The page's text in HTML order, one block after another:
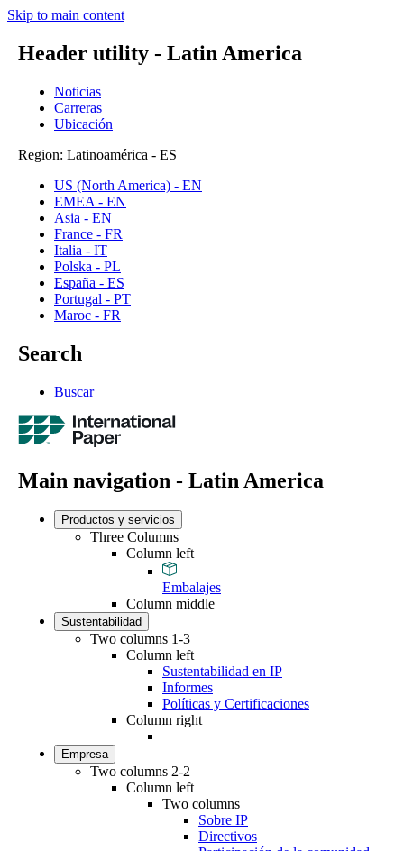
Skip to main content
Header utility - Latin America
Noticias
Carreras
Ubicación
Region: Latinoamérica - ES
US (North America) - EN
EMEA - EN
Asia - EN
France - FR
Italia - IT
Polska - PL
España - ES
Portugal - PT
Maroc - FR
Search
Buscar
Main navigation - Latin America
Productos y servicios
Three Columns
Column left
Embalajes
Column middle
Sustentabilidad
Two columns 1-3
Column left
Sustentabilidad en IP
Informes
Políticas y Certificaciones
Column right
Empresa
Two columns 2-2
Column left
Two columns
Sobre IP
Directivos